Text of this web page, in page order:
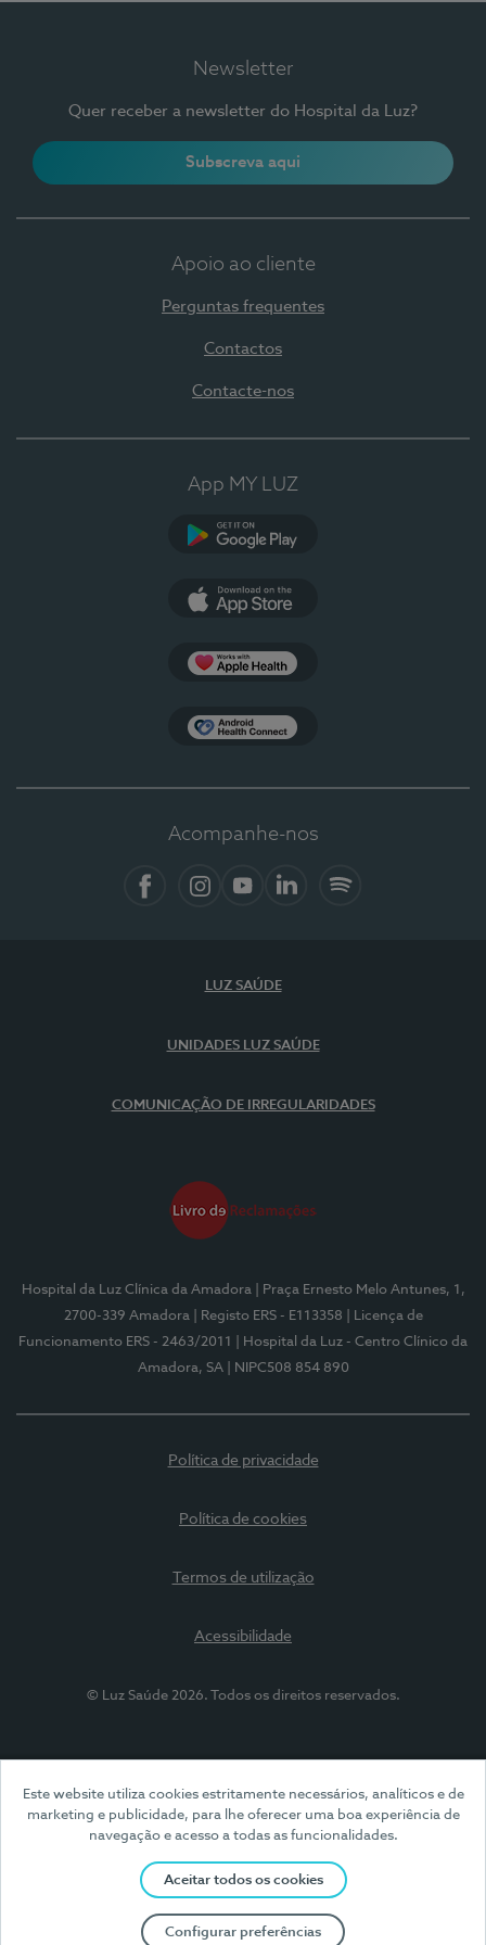
Este website utiliza cookies estritamente necessários, analíticos e de
marketing e publicidade, para lhe oferecer uma boa experiência de
navegação e acesso a todas as funcionalidades.
Aceitar todos os cookies
Configurar preferências
Newsletter
Quer receber a newsletter do Hospital da Luz?
Subscreva aqui
Apoio ao cliente
Perguntas frequentes
Contactos
Contacte-nos
App MY LUZ
Acompanhe-nos
LUZ SAÚDE
UNIDADES LUZ SAÚDE
COMUNICAÇÃO DE IRREGULARIDADES
Hospital da Luz Clínica da Amadora
| Praça Ernesto Melo Antunes, 1,
2700-339 Amadora
| Registo ERS - E113358
| Licença de
Funcionamento ERS - 2463/2011
| Hospital da Luz - Centro Clínico da
Amadora, SA
| NIPC508 854 890
Política de privacidade
Política de cookies
Termos de utilização
Acessibilidade
© Luz Saúde 2026. Todos os direitos reservados.